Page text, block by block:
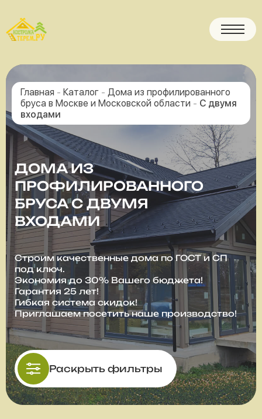
Главная - Каталог - Дома из профилированного
бруса в Москве и Московской области - С двумя
входами
ДОМА ИЗ
ПРОФИЛИРОВАННОГО
БРУСА С ДВУМЯ
ВХОДАМИ
Строим качественные дома по ГОСТ и СП
под ключ.
Экономия до 30% Вашего бюджета!
Гарантия 25 лет!
Гибкая система скидок!
Приглашаем посетить наше производство!
Раскрыть фильтры